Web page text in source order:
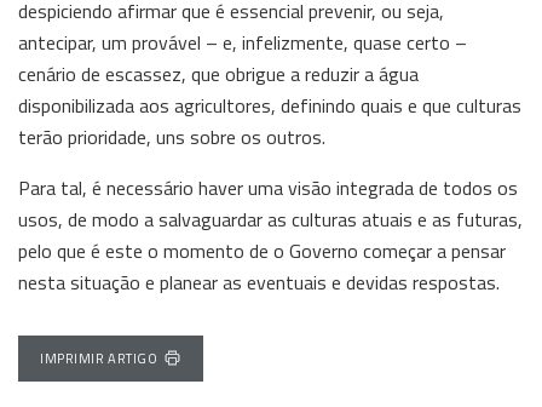
despiciendo afirmar que é essencial prevenir, ou seja,
antecipar, um provável – e, infelizmente, quase certo –
cenário de escassez, que obrigue a reduzir a água
disponibilizada aos agricultores, definindo quais e que culturas
terão prioridade, uns sobre os outros.
Para tal, é necessário haver uma visão integrada de todos os
usos, de modo a salvaguardar as culturas atuais e as futuras,
pelo que é este o momento de o Governo começar a pensar
nesta situação e planear as eventuais e devidas respostas.
IMPRIMIR ARTIGO